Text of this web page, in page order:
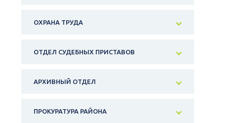
ОХРАНА ТРУДА
ОТДЕЛ СУДЕБНЫХ ПРИСТАВОВ
АРХИВНЫЙ ОТДЕЛ
ПРОКУРАТУРА РАЙОНА